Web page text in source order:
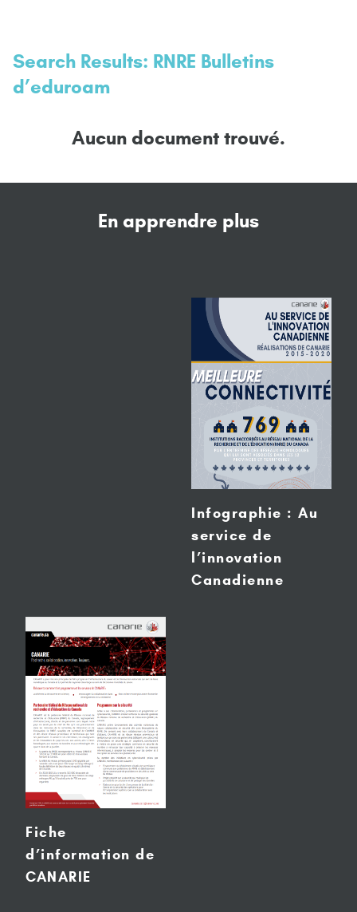
Search Results: RNRE Bulletins
d’eduroam
Aucun document trouvé.
En apprendre plus
Infographie : Au
service de
l’innovation
Canadienne
Fiche
d’information de
CANARIE